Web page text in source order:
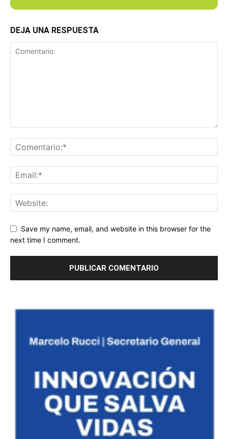
DEJA UNA RESPUESTA
Save my name, email, and website in this browser for the
next time I comment.